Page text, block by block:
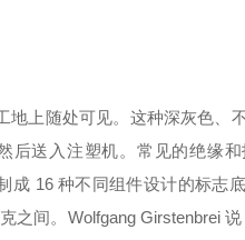
上随处可见。这种深灰色、
后送入注塑机。常见的绝缘
成 16 种不同组件设计的标志
间。Wolfgang Girstenbrei